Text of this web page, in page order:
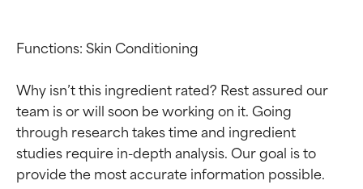
Functions: Skin Conditioning
Why isn’t this ingredient rated? Rest assured our
team is or will soon be working on it. Going
through research takes time and ingredient
studies require in-depth analysis. Our goal is to
provide the most accurate information possible.